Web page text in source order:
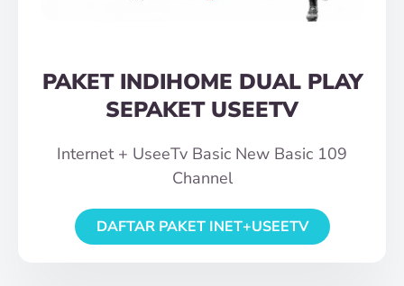
PAKET INDIHOME DUAL PLAY
SEPAKET USEETV
Internet + UseeTv Basic New Basic 109
Channel
DAFTAR PAKET INET+USEETV